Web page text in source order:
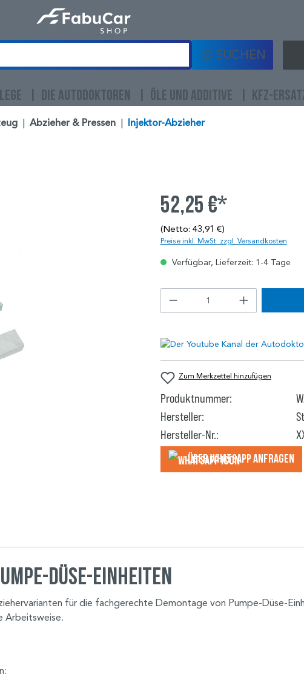
SUCHEN
DIE AUTODOKTOREN ÖLE UND ADDITIVE KFZ-
Abzieher & Pressen Injektor-Abzieher
52,25 €*
(Netto: 43,91 €)
Preise inkl. MwSt. zzgl. Versandkosten
Verfügbar, Lieferzeit: 1-4 Tage
Zum Merkzettel hinzufügen
Produktnummer:
Hersteller:
Hersteller-Nr.:
Über WhatsApp anfragеn
Düse-Einheiten
für die fachgerechte Demontage von Pumpe-Düse-
Arbeitsweise.